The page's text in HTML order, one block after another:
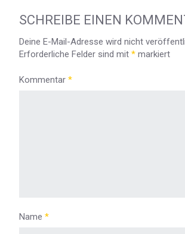
SCHREIBE EINEN
Deine E-Mail-Adresse wird nicht
Erforderliche Felder sind mit * markiert
Kommentar *
Name *